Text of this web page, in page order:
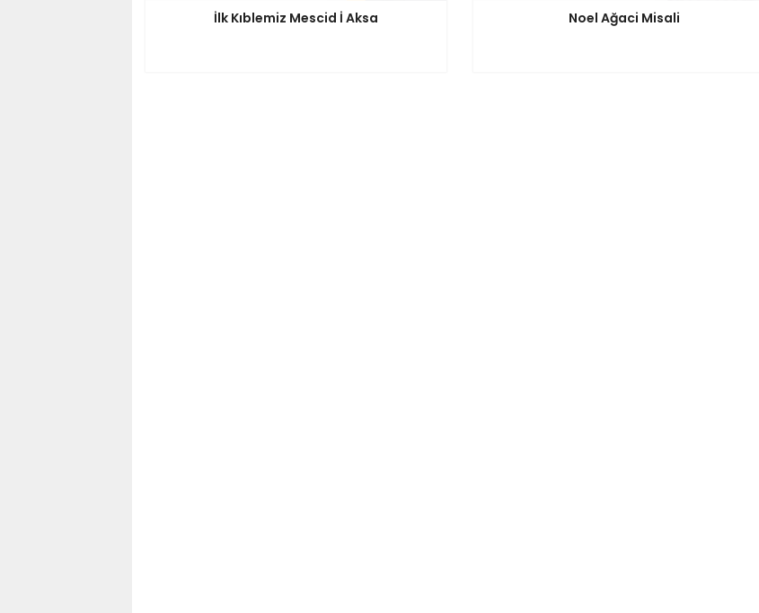
İlk Kıblemiz Mescid İ Aksa Noel Ağaci Misali